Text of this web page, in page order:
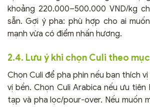
khoảng 220.000–500.000 VND/kg
sẵn. Gợi ý pha: phù hợp cho ai
mạnh vừa có điểm nhấn hương.
2.4. Lưu ý khi chọn Culi theo
Chọn Culi để pha phin nếu bạn thích vị
vị bền. Chọn Culi Arabica nếu ưu
tạp và pha lọc/pour-over. Nếu muốn